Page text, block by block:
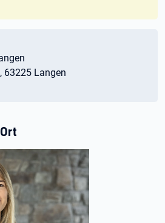
63225 Langen